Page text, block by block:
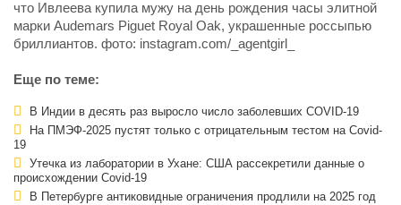
что Ивлеева купила мужу на день рождения часы элитной
марки Audemars Piguet Royal Oak, украшенные россыпью
бриллиантов. фото: instagram.com/_agentgirl_
Еще по теме:
В Индии в десять раз выросло число заболевших COVID-19
На ПМЭФ-2025 пустят только с отрицательным тестом на Covid-
19
Утечка из лаборатории в Ухане: США рассекретили данные о
происхождении Covid-19
В Петербурге антиковидные ограничения продлили на 2025 год